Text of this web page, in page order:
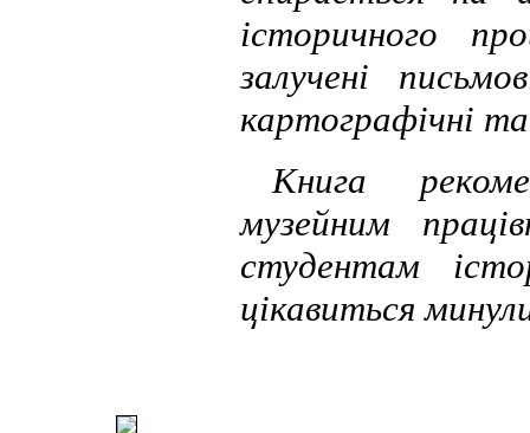
історичного
залучені
картографічні
Книга
музейним
студентам
цікавиться